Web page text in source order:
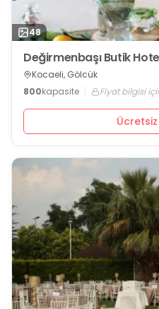
48
Değirmenbaşı Butik
Kocaeli, Gölcük
800kapasite Fiyat bilgisi